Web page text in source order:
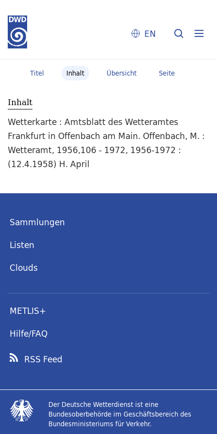
EN
Titel Inhalt Übersicht Seite
Inhalt
Wetterkarte : Amtsblatt des Wetteramtes
Frankfurt in Offenbach am Main. Offenbach, M. :
Wetteramt, 1956,106 - 1972, 1956-1972 :
(12.4.1958) H. April
Sammlungen
Listen
Clouds
METLIS+
Hilfe/FAQ
RSS Feed
Der Deutsche Wetterdienst ist eine
Bundesoberbehörde im Geschäftsbereich des
Bundesministeriums für Verkehr.